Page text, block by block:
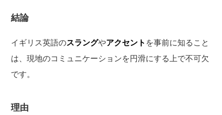
結論
イギリス英語のスラングやアクセント を事前に知ること
は、現地のコミュニケーションを円滑にする上で不可欠
です。
理由